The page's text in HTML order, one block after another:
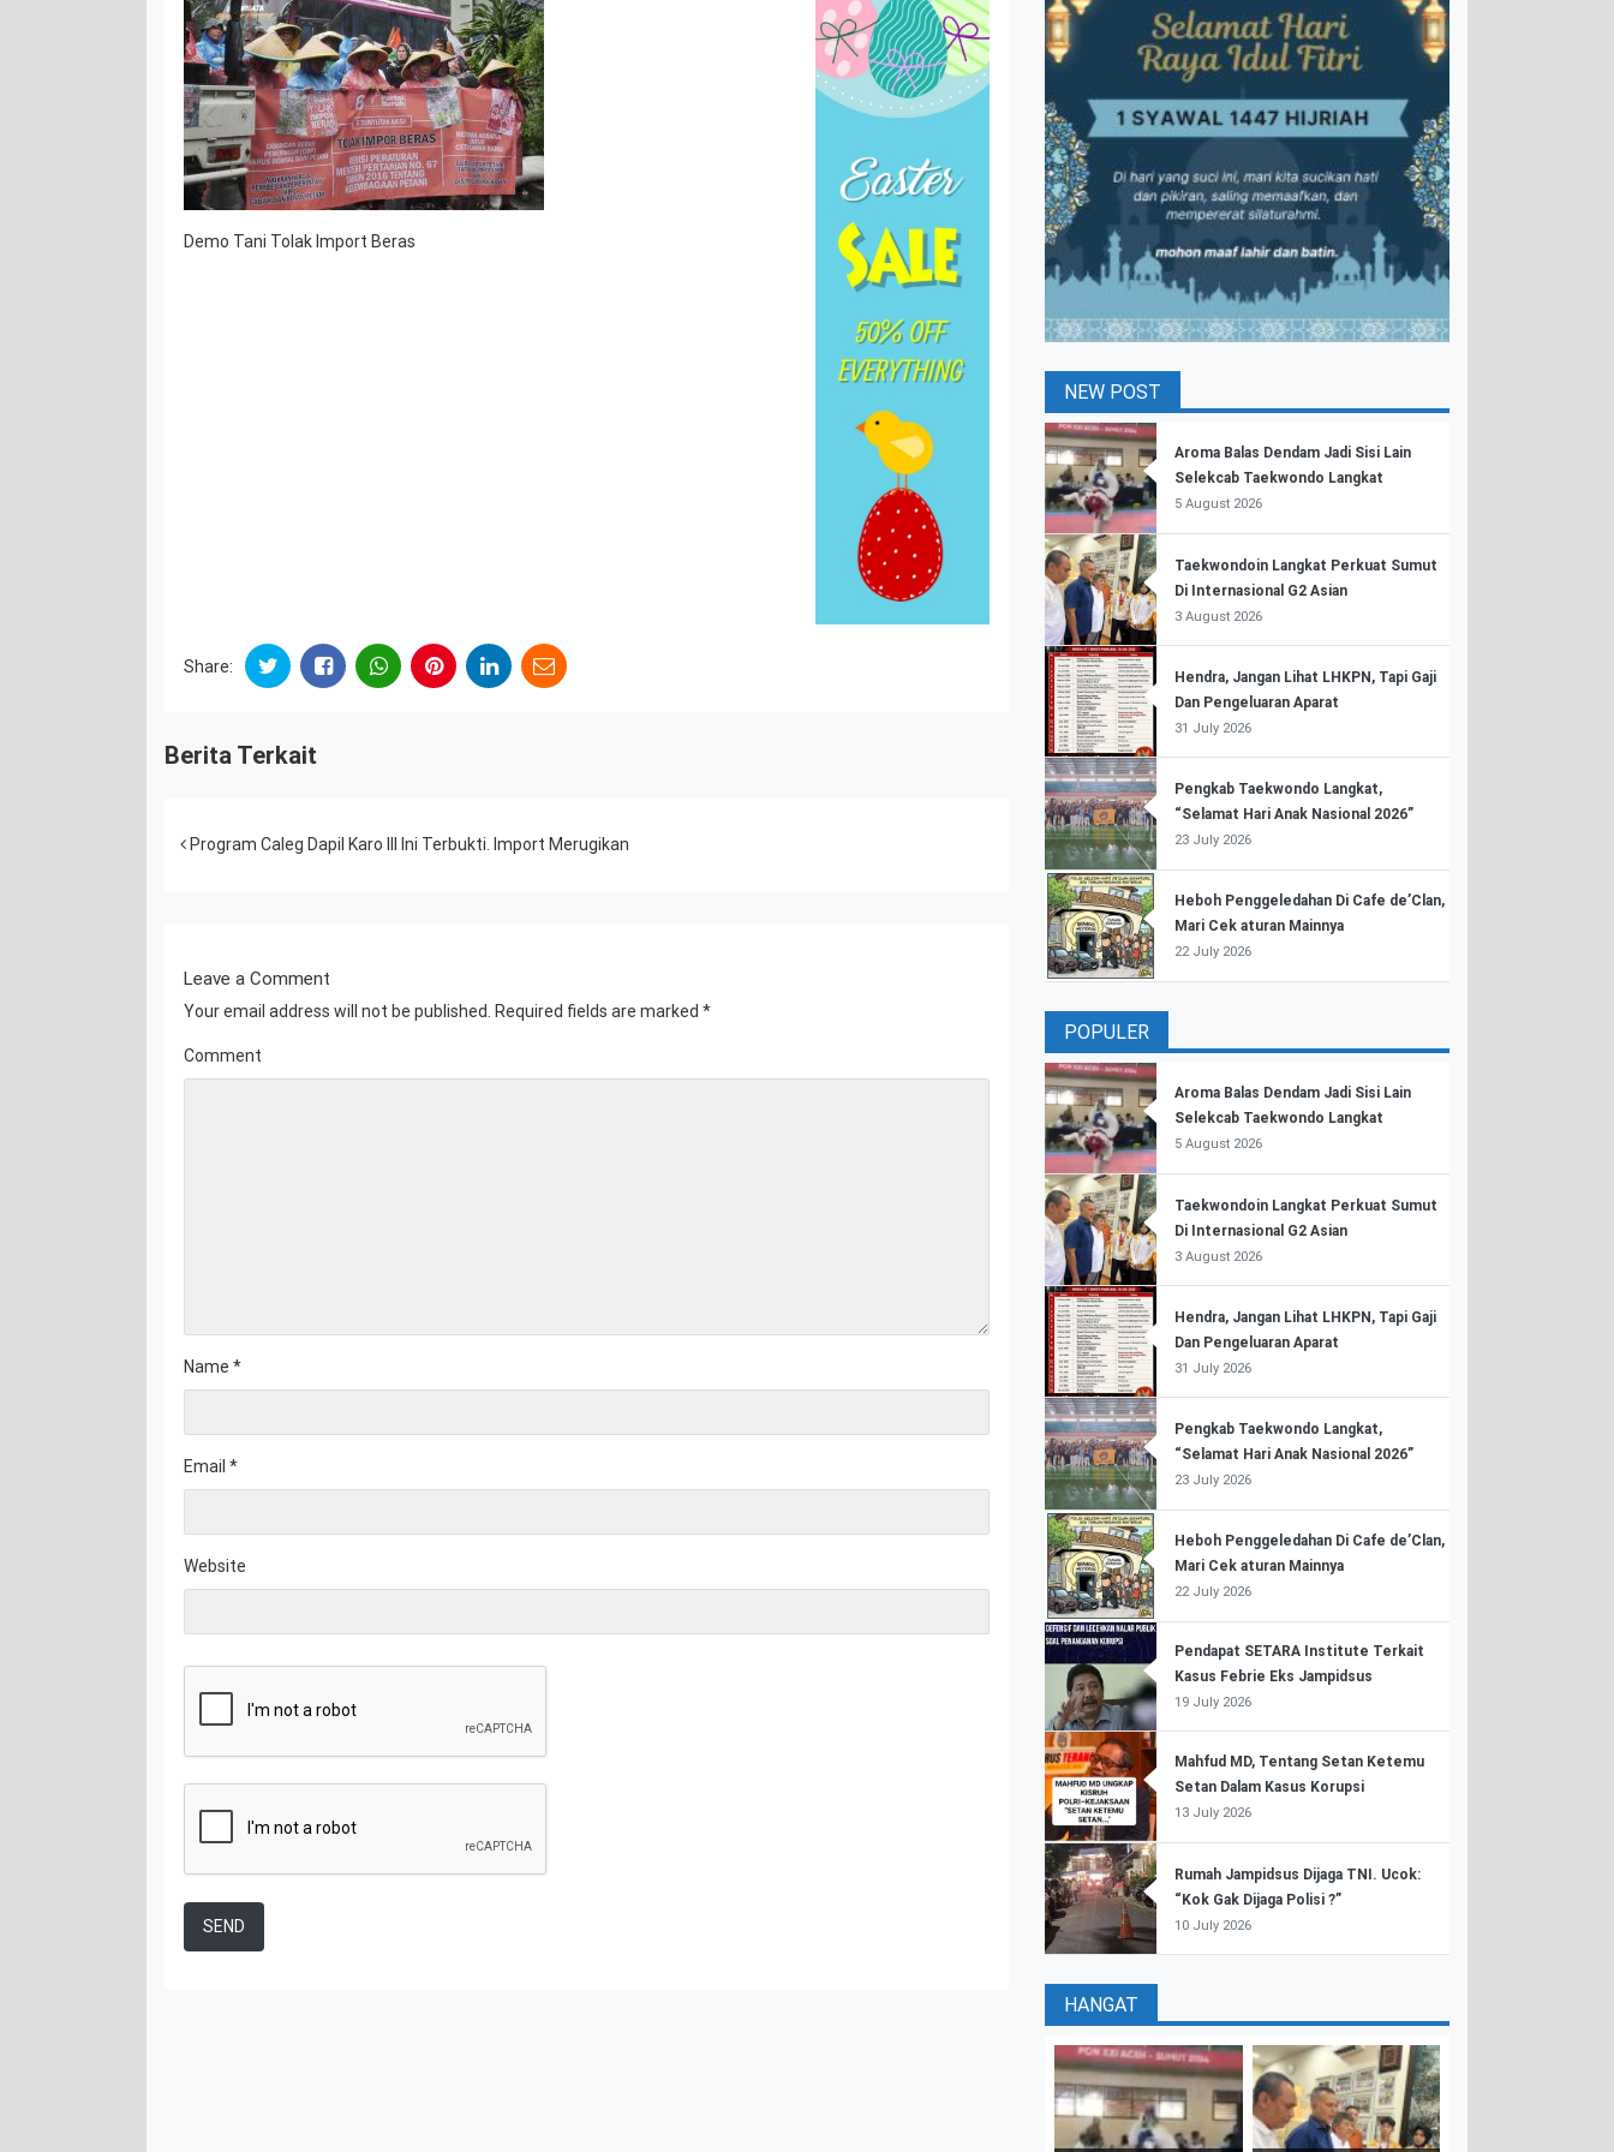
Demo Tani Tolak Import Beras
Share:
Berita Terkait
Post navigation
Program Caleg Dapil Karo III Ini Terbukti. Import Merugikan
Leave a Comment
Your email address will not be published. Required fields are marked *
Comment
Name *
Email *
Website
NEW POST
Aroma Balas Dendam Jadi Sisi Lain
Selekcab Taekwondo Langkat
5 August 2026
Taekwondoin Langkat Perkuat Sumut
Di Internasional G2 Asian
3 August 2026
Hendra, Jangan Lihat LHKPN, Tapi Gaji
Dan Pengeluaran Aparat
31 July 2026
Pengkab Taekwondo Langkat,
“Selamat Hari Anak Nasional 2026”
23 July 2026
Heboh Penggeledahan Di Cafe de’Clan,
Mari Cek aturan Mainnya
22 July 2026
POPULER
Aroma Balas Dendam Jadi Sisi Lain
Selekcab Taekwondo Langkat
5 August 2026
Taekwondoin Langkat Perkuat Sumut
Di Internasional G2 Asian
3 August 2026
Hendra, Jangan Lihat LHKPN, Tapi Gaji
Dan Pengeluaran Aparat
31 July 2026
Pengkab Taekwondo Langkat,
“Selamat Hari Anak Nasional 2026”
23 July 2026
Heboh Penggeledahan Di Cafe de’Clan,
Mari Cek aturan Mainnya
22 July 2026
Pendapat SETARA Institute Terkait
Kasus Febrie Eks Jampidsus
19 July 2026
Mahfud MD, Tentang Setan Ketemu
Setan Dalam Kasus Korupsi
13 July 2026
Rumah Jampidsus Dijaga TNI. Ucok:
“Kok Gak Dijaga Polisi ?”
10 July 2026
HANGAT